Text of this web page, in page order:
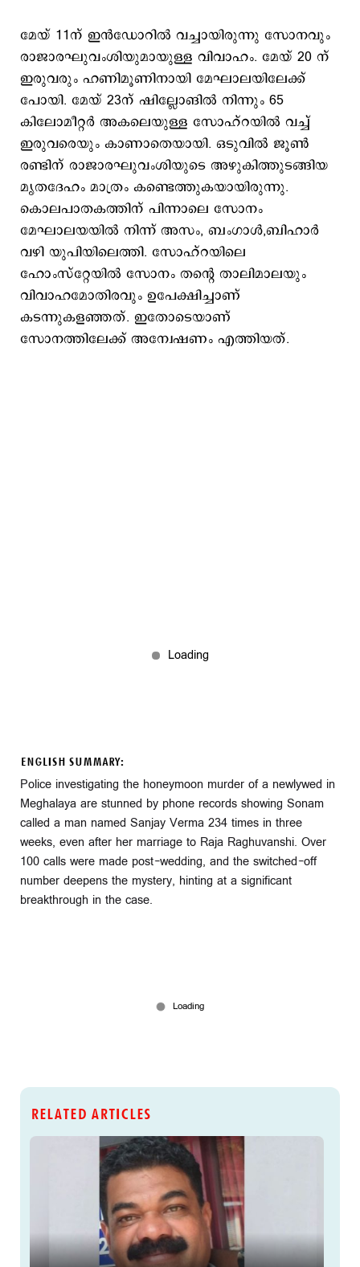
മേയ് 11ന് ഇന്‍ഡോറില്‍ വച്ചായിരുന്നു സോനവും
രാജാരഘുവംശിയുമായുള്ള വിവാഹം. മേയ് 20 ന്
ഇരുവരും ഹണിമൂണിനായി മേഘാലയിലേക്ക്
പോയി. മേയ് 23ന് ഷില്ലോങില്‍ നിന്നും 65
കിലോമീറ്റര്‍ അകലെയുള്ള സോഹ്റയില്‍ വച്ച്
ഇരുവരെയും കാണാതെയായി. ഒടുവില്‍ ജൂണ്‍
രണ്ടിന് രാജാരഘുവംശിയുടെ അഴുകിത്തുടങ്ങിയ
മൃതദേഹം മാത്രം കണ്ടെത്തുകയായിരുന്നു.
കൊലപാതകത്തിന് പിന്നാലെ സോനം
മേഘാലയയില്‍ നിന്ന് അസം, ബംഗാള്‍,ബിഹാര്‍
വഴി യുപിയിലെത്തി. സോഹ്റയിലെ
ഹോംസ്റ്റേയില്‍ സോനം തന്‍റെ താലിമാലയും
വിവാഹമോതിരവും ഉപേക്ഷിച്ചാണ്
കടന്നുകളഞ്ഞത്. ഇതോടെയാണ്
സോനത്തിലേക്ക് അന്വേഷണം എത്തിയത്.
ENGLISH SUMMARY:
Police investigating the honeymoon murder of a newlywed in
Meghalaya are stunned by phone records showing Sonam
called a man named Sanjay Verma 234 times in three
weeks, even after her marriage to Raja Raghuvanshi. Over
100 calls were made post-wedding, and the switched-off
number deepens the mystery, hinting at a significant
breakthrough in the case.
RELATED ARTICLES